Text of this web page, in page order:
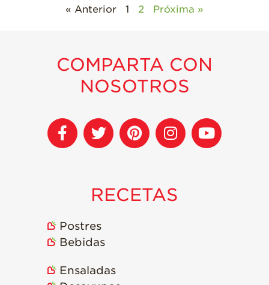
« Anterior 1 2 Próxima »
COMPARTA CON
NOSOTROS
RECETAS
Postres
Bebidas
Ensaladas